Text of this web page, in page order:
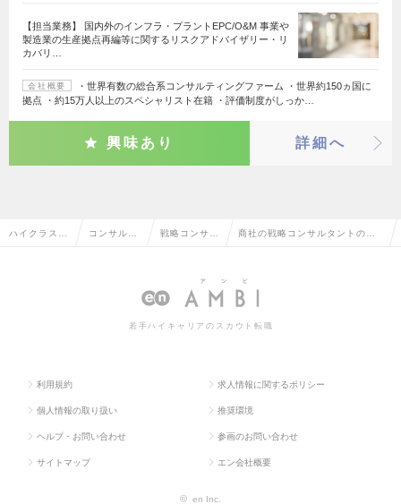
【担当業務】 国内外のインフラ・プラントEPC/O&M 事業や
製造業の生産拠点再編等に関するリスクアドバイザリー・リ
カバリ…
会社概要
・世界有数の総合系コンサルティングファーム ・世界約150ヵ国に
拠点 ・約15万人以上のスペシャリスト在籍 ・評価制度がしっか…
興味あり 詳細へ
ハイクラス求 コンサルタ 戦略コンサル 商社の戦略コンサルタントの転
若手ハイキャリアのスカウト転職
利用規約 求人情報に関するポリシー
個人情報の取り扱い 推奨環境
ヘルプ・お問い合わせ 参画のお問い合わせ
サイトマップ エン会社概要
© en Inc.